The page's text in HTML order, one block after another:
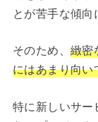
とが苦手な傾向
そのため、 緻密
にはあまり向い
特に新しいサー